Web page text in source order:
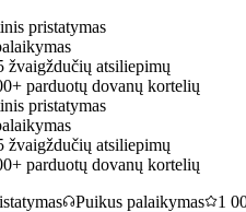
pristatymas
žvaigždučių atsiliepimų
parduotų dovanų kortelių
pristatymas
žvaigždučių atsiliepimų
parduotų dovanų kortelių
Puikus palaikymas 1